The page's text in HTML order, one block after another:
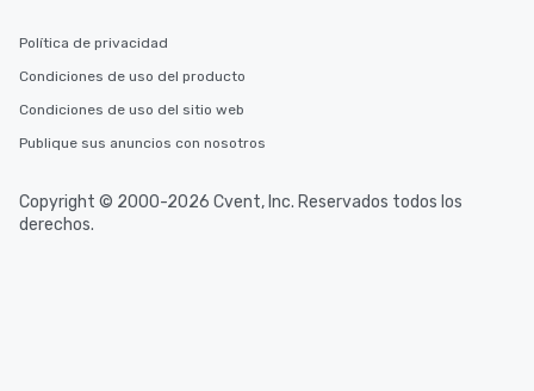
Política de privacidad
Condiciones de uso del producto
Condiciones de uso del sitio web
Publique sus anuncios con nosotros
Copyright © 2000-2026 Cvent, Inc. Reservados todos los
derechos.